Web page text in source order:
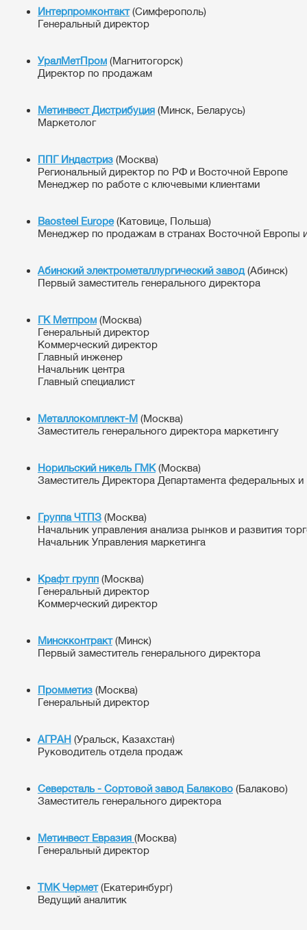
Интерпромконтакт(Симферополь)
Генеральный директор
УралМетПром (Магнитогорск)
Директор по продажам
Метинвест Дистрибуция (Минск, Беларусь)
Маркетолог
ППГ Индастриз (Москва)
Региональный директор по РФ и Восточной Европе
Менеджер по работе с ключевыми клиентами
Baosteel Europe(Катовице, Польша)
Менеджер по продажам в странах Восточной Европы
Абинский электрометаллургический завод(Абинск)
Первый заместитель генерального директора
ГК Метпром (Москва)
Генеральный директор
Коммерческий директор
Главный инженер
Начальник центра
Главный специалист
Металлокомплект-М (Москва)
Заместитель генерального директора маркетингу
Норильский никель ГМК(Москва)
Заместитель Директора Департамента федеральных
Группа ЧТПЗ (Москва)
Начальник управления анализа рынков и развития
Начальник Управления маркетинга
Крафт групп (Москва)
Генеральный директор
Коммерческий директор
Минскконтракт(Минск)
Первый заместитель генерального директора
Промметиз (Москва)
Генеральный директор
АГРАН (Уральск, Казахстан)
Руководитель отдела продаж
Северсталь - Сортовой завод Балаково (Балаково)
Заместитель генерального директора
Метинвест Евразия (Москва)
Генеральный директор
ТМК Чермет(Екатеринбург)
Ведущий аналитик